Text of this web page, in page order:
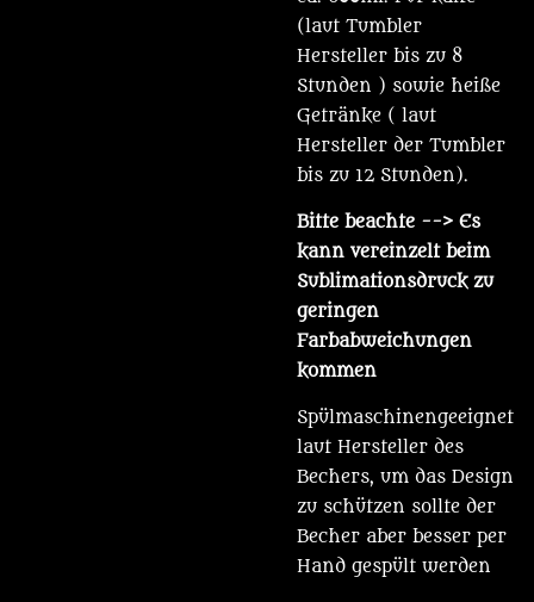
(laut Tumbler
Hersteller bis zu 8
Stunden ) sowie heiße
Getränke ( laut
Hersteller der Tumbler
bis zu 12 Stunden).
Bitte beachte --> Es
kann vereinzelt beim
Sublimationsdruck zu
geringen
Farbabweichungen
kommen
Spülmaschinengeeignet
laut Hersteller des
Bechers, um das Design
zu schützen sollte der
Becher aber besser per
Hand gespült werden